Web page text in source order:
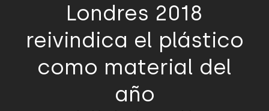
Londres 2018
reivindica el plástico
como material del
año